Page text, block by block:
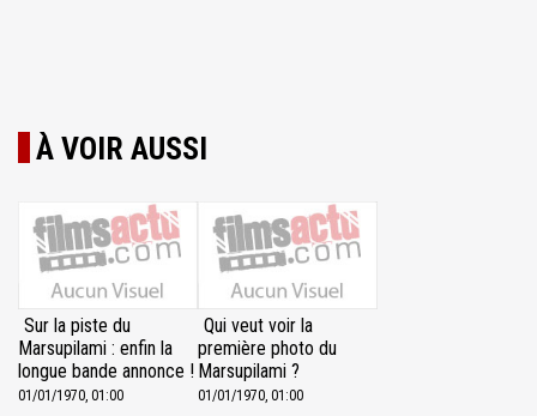
À VOIR AUSSI
Sur la piste du
Marsupilami : enfin la
longue bande annonce !
01/01/1970, 01:00
Qui veut voir la
première photo du
Marsupilami ?
01/01/1970, 01:00